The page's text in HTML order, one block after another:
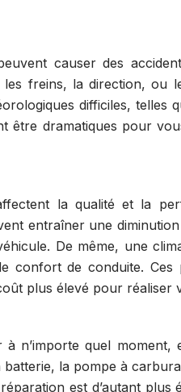
causer des
freins, la direction, ou
difficiles, telles
être dramatiques pour
la qualité et la
entraîner une
De même, une
confort de conduite. Ces
plus élevé pour réaliser
n’importe quel moment,
la pompe à
est d’autant plus